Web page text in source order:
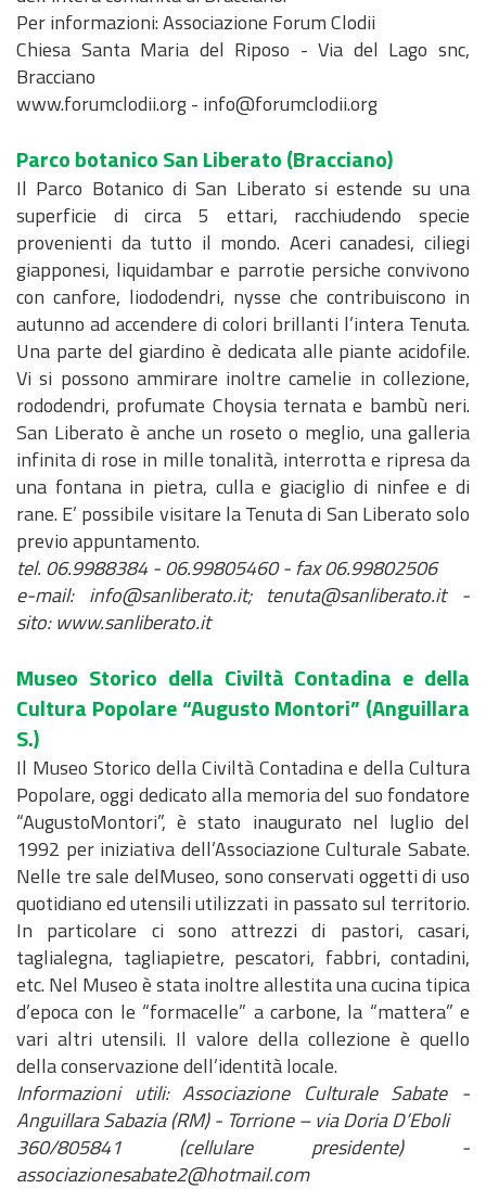
Per informazioni: Associazione Forum Clodii
Chiesa Santa Maria del Riposo - Via del Lago snc,
Bracciano
www.forumclodii.org - info@forumclodii.org
Parco botanico San Liberato(Bracciano)
Il Parco Botanico di San Liberato si estende su una
superficie di circa 5 ettari, racchiudendo specie
provenienti da tutto il mondo. Aceri canadesi, ciliegi
giapponesi, liquidambar e parrotie persiche convivono
con canfore, liododendri, nysse che contribuiscono in
autunno ad accendere di colori brillanti l’intera Tenuta.
Una parte del giardino è dedicata alle piante acidofile.
Vi si possono ammirare inoltre camelie in collezione,
rododendri, profumate Choysia ternata e bambù neri.
San Liberato è anche un roseto o meglio, una galleria
infinita di rose in mille tonalità, interrotta e ripresa da
una fontana in pietra, culla e giaciglio di ninfee e di
rane. E’ possibile visitare la Tenuta di San Liberato solo
previo appuntamento.
tel. 06.9988384 - 06.99805460 - fax 06.99802506
e-mail: info@sanliberato.it; tenuta@sanliberato.it -
sito: www.sanliberato.it
Museo Storico della Civiltà Contadina e della
Cultura Popolare “Augusto Montori”(Anguillara
S.)
Il Museo Storico della Civiltà Contadina e della Cultura
Popolare, oggi dedicato alla memoria del suo fondatore
“AugustoMontori”, è stato inaugurato nel luglio del
1992 per iniziativa dell’Associazione Culturale Sabate.
Nelle tre sale delMuseo, sono conservati oggetti di uso
quotidiano ed utensili utilizzati in passato sul territorio.
In particolare ci sono attrezzi di pastori, casari,
taglialegna, tagliapietre, pescatori, fabbri, contadini,
etc. Nel Museo è stata inoltre allestita una cucina tipica
d’epoca con le “formacelle” a carbone, la “mattera” e
vari altri utensili. Il valore della collezione è quello
della conservazione dell’identità locale.
Informazioni utili: Associazione Culturale Sabate -
Anguillara Sabazia (RM) - Torrione – via Doria D’Eboli
360/805841 (cellulare presidente) -
associazionesabate2@hotmail.com